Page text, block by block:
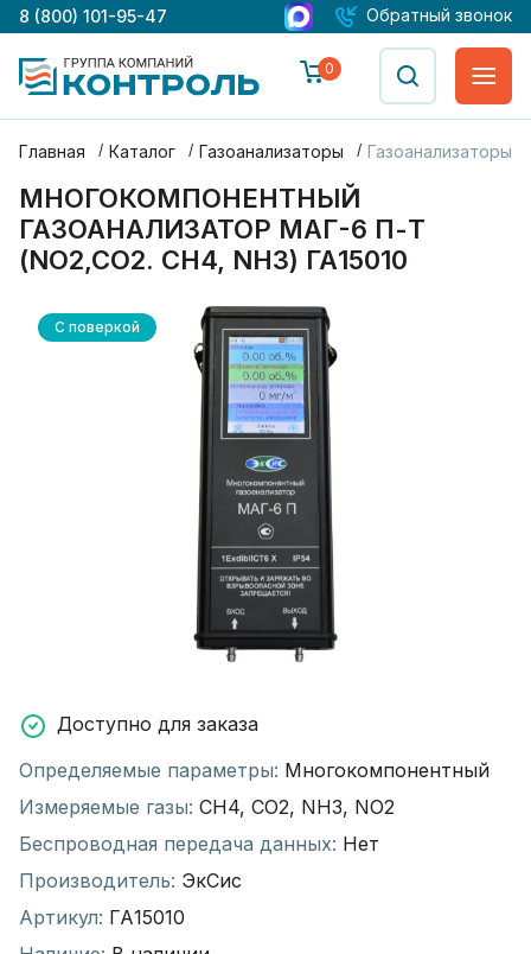
8 (800) 101-95-47 Обратный звонок
0
Главная Каталог Газоанализаторы Газоанализаторы
МНОГОКОМПОНЕНТНЫЙ
ГАЗОАНАЛИЗАТОР МАГ-6 П-Т
(NO2,CO2. CH4, NH3) ГА15010
С поверкой
Доступно для заказа
Определяемые параметры: Многокомпонентный
Измеряемые газы: CH4, CO2, NH3, NO2
Беспроводная передача данных: Нет
Производитель: ЭкСис
Артикул: ГА15010